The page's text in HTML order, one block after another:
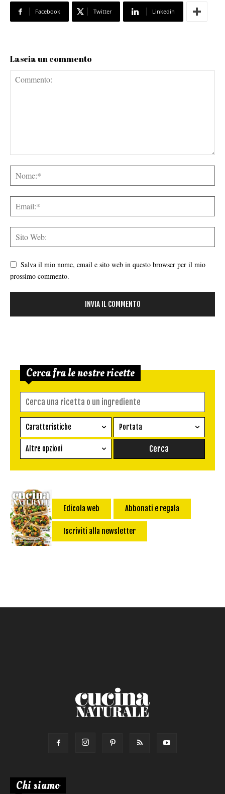
Facebook Twitter Linkedin
Lascia un commento
Salva il mio nome, email e sito web in questo browser per il mio
prossimo commento.
Cerca fra le nostre ricette
Caratteristiche
Ricetta vegetariana
Senza glutine
senza uova
Vegan
Portata
Conserva
Pane
Primo
Salsa
Altre opzioni
Impatto Glicemico:
Calorie max (kcal):
Edicola web Abbonati e regala
Iscriviti alla newsletter
Chi siamo